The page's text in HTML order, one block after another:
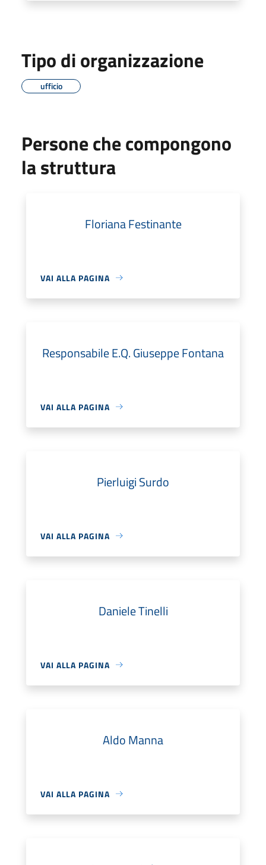
Tipo di organizzazione
ufficio
Persone che compongono
la struttura
Floriana Festinante
VAI ALLA PAGINA
Responsabile E.Q. Giuseppe Fontana
VAI ALLA PAGINA
Pierluigi Surdo
VAI ALLA PAGINA
Daniele Tinelli
VAI ALLA PAGINA
Aldo Manna
VAI ALLA PAGINA